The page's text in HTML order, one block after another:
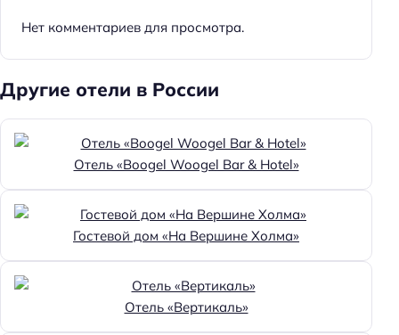
Нет комментариев для просмотра.
Другие отели в России
Отель «Boogel Woogel Bar & Hotel»
Гостевой дом «На Вершине Холма»
Отель «Вертикаль»